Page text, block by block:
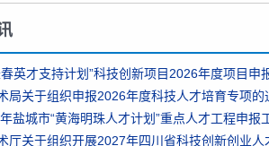
局关于组织申报2026年度科技人才培育专项的
盐城市“黄海明珠人才计划”重点人才工程申报